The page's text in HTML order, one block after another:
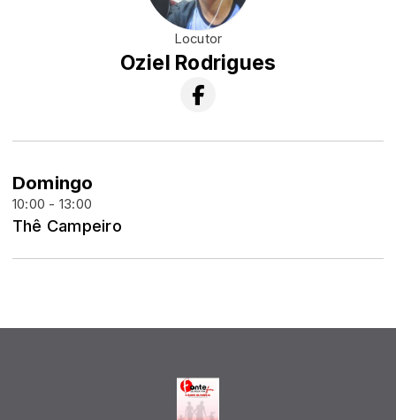
Locutor
Oziel Rodrigues
Domingo
10:00 - 13:00
Thê Campeiro